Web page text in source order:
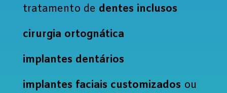
tratamento de dentes inclusos
cirurgia ortognática
implantes dentários
implantes faciais customizados ou